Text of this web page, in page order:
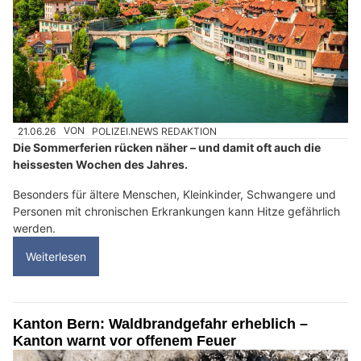
21.06.26 VON POLIZEI.NEWS REDAKTION
Die Sommerferien rücken näher – und damit oft auch die
heissesten Wochen des Jahres.
Besonders für ältere Menschen, Kleinkinder, Schwangere und
Personen mit chronischen Erkrankungen kann Hitze gefährlich
werden.
Weiterlesen
Kanton Bern: Waldbrandgefahr erheblich –
Kanton warnt vor offenem Feuer